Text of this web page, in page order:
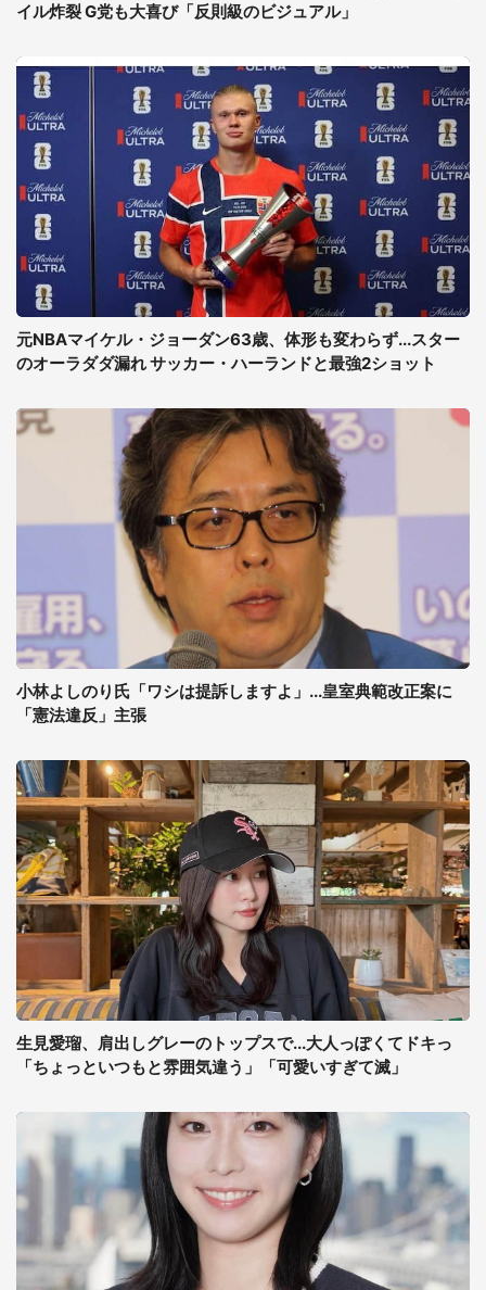
イル炸裂 G党も大喜び「反則級のビジュアル」
元NBAマイケル・ジョーダン63歳、体形も変わらず...スター
のオーラダダ漏れ サッカー・ハーランドと最強2ショット
小林よしのり氏「ワシは提訴しますよ」...皇室典範改正案に
「憲法違反」主張
生見愛瑠、肩出しグレーのトップスで...大人っぽくてドキっ
「ちょっといつもと雰囲気違う」「可愛いすぎて滅」